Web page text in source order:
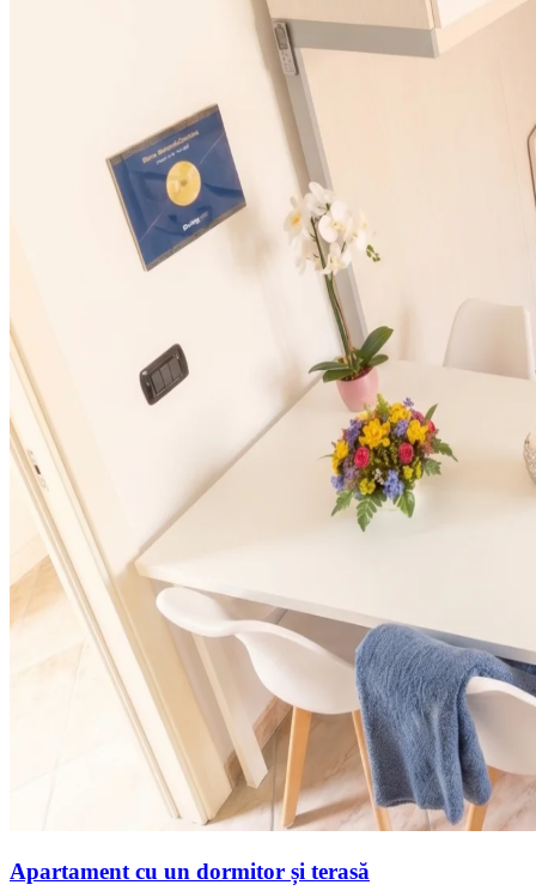
Apartament cu un dormitor și terasă